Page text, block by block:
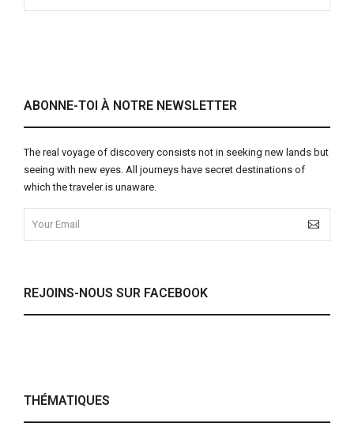
ABONNE-TOI À NOTRE NEWSLETTER
The real voyage of discovery consists not in seeking new lands but
seeing with new eyes. All journeys have secret destinations of
which the traveler is unaware.
REJOINS-NOUS SUR FACEBOOK
THÉMATIQUES